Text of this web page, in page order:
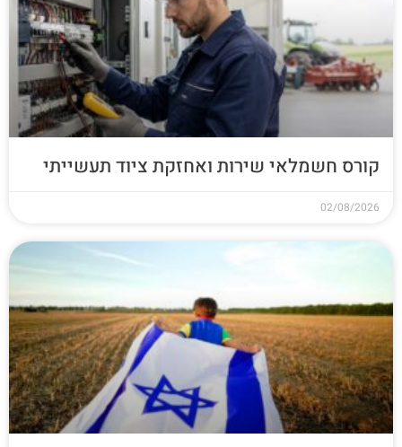
קורס חשמלאי שירות ואחזקת ציוד תעשייתי
02/08/2026